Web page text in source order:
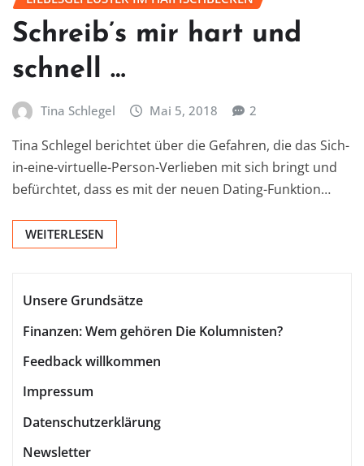
Schreib’s mir hart und
schnell …
Tina Schlegel Mai 5, 2018 2
Tina Schlegel berichtet über die Gefahren, die das Sich-
in-eine-virtuelle-Person-Verlieben mit sich bringt und
befürchtet, dass es mit der neuen Dating-Funktion…
WEITERLESEN
Unsere Grundsätze
Finanzen: Wem gehören Die Kolumnisten?
Feedback willkommen
Impressum
Datenschutzerklärung
Newsletter